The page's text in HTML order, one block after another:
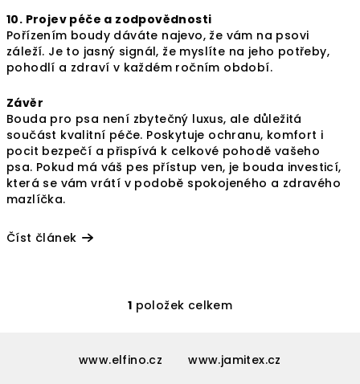
10. Projev péče a zodpovědnosti
Pořízením boudy dáváte najevo, že vám na psovi
záleží. Je to jasný signál, že myslíte na jeho potřeby,
pohodlí a zdraví v každém ročním období.
Závěr
Bouda pro psa není zbytečný luxus, ale důležitá
součást kvalitní péče. Poskytuje ochranu, komfort i
pocit bezpečí a přispívá k celkové pohodě vašeho
psa. Pokud má váš pes přístup ven, je bouda investicí,
která se vám vrátí v podobě spokojeného a zdravého
mazlíčka.
Číst článek
O
á
1 položek celkem
www.elfino.cz www.jamitex.cz